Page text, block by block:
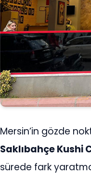
Mersin’in gözde
Saklıbahçe Kushi
sürede fark